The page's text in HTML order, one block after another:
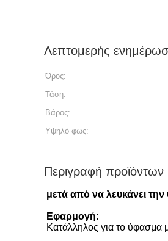
Λεπτομερής
Όρος:
Τάση:
Βάρος:
Υψηλό φως:
Περιγραφή προϊόντων
μετά από να λευκάνει
Εφαρμογή:
Κατάλληλος για το ύφασμα